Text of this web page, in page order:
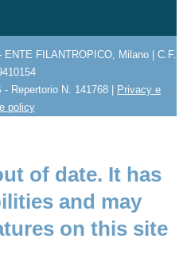
FILANTROPICO, Milano | C.F.
Repertorio N. 141768 | Privacy e
policy
of date. It has
and may
on this site